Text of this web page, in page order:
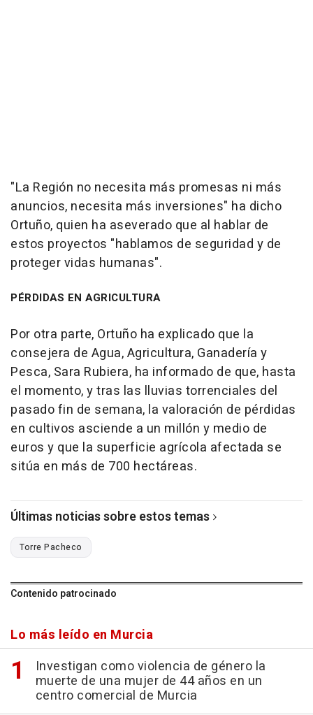
"La Región no necesita más promesas ni más
anuncios, necesita más inversiones" ha dicho
Ortuño, quien ha aseverado que al hablar de
estos proyectos "hablamos de seguridad y de
proteger vidas humanas".
PÉRDIDAS EN AGRICULTURA
Por otra parte, Ortuño ha explicado que la
consejera de Agua, Agricultura, Ganadería y
Pesca, Sara Rubiera, ha informado de que, hasta
el momento, y tras las lluvias torrenciales del
pasado fin de semana, la valoración de pérdidas
en cultivos asciende a un millón y medio de
euros y que la superficie agrícola afectada se
sitúa en más de 700 hectáreas.
Últimas noticias sobre estos temas
Torre Pacheco
Contenido patrocinado
Lo más leído en Murcia
Investigan como violencia de género la
muerte de una mujer de 44 años en un
centro comercial de Murcia